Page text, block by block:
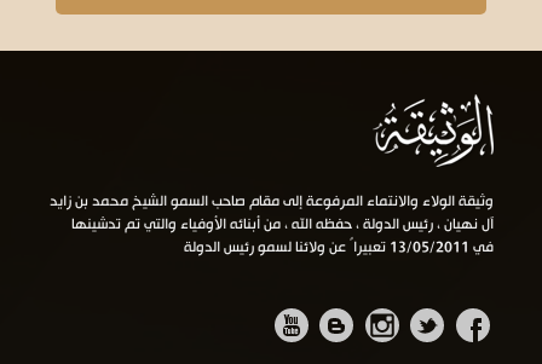
وثيقة الولاء والانتماء المرفوعة إلى مقام صاحب السمو الشيخ محمد بن زايد
آل نهيان ، رئيس الدولة ، حفظه الله ، من أبنائه الأوفياء والتي تم تدشينها
في 13/05/2011 تعبيراً عن ولائنا لسمو رئيس الدولة